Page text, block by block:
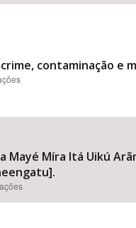
contaminação e
Mayé Míra Itá Uikú